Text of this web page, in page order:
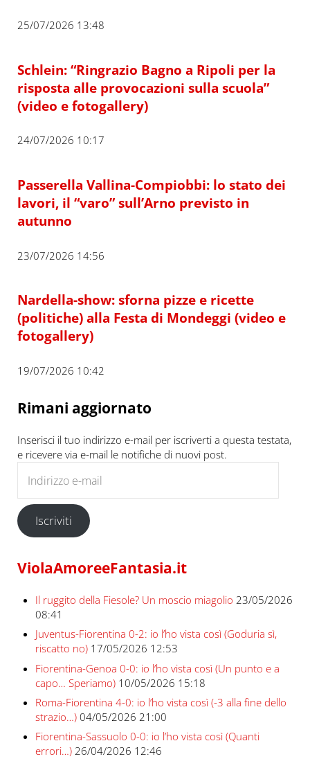
25/07/2026 13:48
Schlein: “Ringrazio Bagno a Ripoli per la
risposta alle provocazioni sulla scuola”
(video e fotogallery)
24/07/2026 10:17
Passerella Vallina-Compiobbi: lo stato dei
lavori, il “varo” sull’Arno previsto in
autunno
23/07/2026 14:56
Nardella-show: sforna pizze e ricette
(politiche) alla Festa di Mondeggi (video e
fotogallery)
19/07/2026 10:42
Rimani aggiornato
Inserisci il tuo indirizzo e-mail per iscriverti a questa testata,
e ricevere via e-mail le notifiche di nuovi post.
Iscriviti
ViolaAmoreeFantasia.it
Il ruggito della Fiesole? Un moscio miagolio 23/05/2026
08:41
Juventus-Fiorentina 0-2: io l’ho vista così (Goduria sì,
riscatto no) 17/05/2026 12:53
Fiorentina-Genoa 0-0: io l’ho vista così (Un punto e a
capo… Speriamo) 10/05/2026 15:18
Roma-Fiorentina 4-0: io l’ho vista così (-3 alla fine dello
strazio…) 04/05/2026 21:00
Fiorentina-Sassuolo 0-0: io l’ho vista così (Quanti
errori…) 26/04/2026 12:46